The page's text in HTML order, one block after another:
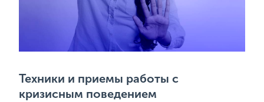
Техники и приемы работы с
кризисным поведением